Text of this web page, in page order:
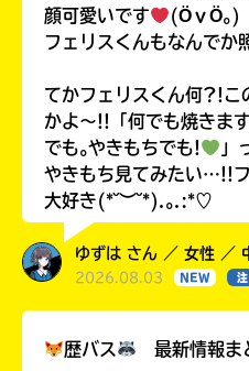
顔可愛いです
(ӦｖӦ｡)
フェリスくんもなんでか
てかフェリスくん何?!こ
かよ〜!!「何でも焼きま
でも｡やきもちでも!
」
やきもち見てみたい…!!
大好き(*˘︶˘*).｡.:*♡
ゆずは さん ／ 女性 ／
2026.08.03 NEW
歴バス 最新情報ま